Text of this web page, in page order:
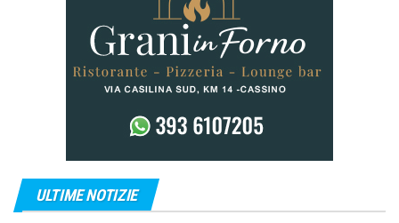
ULTIME NOTIZIE